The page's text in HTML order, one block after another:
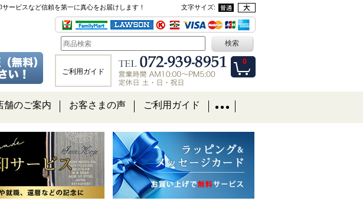
ービスなど信頼を第一に真心をお届けします！ 文字サイズ:
0
ご利用ガイド
舗のご案内 お客さまの声 ご利用ガイド